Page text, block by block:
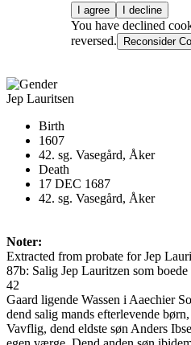
I agree I decline
You have declined
reversed.
Reconsider
Jep Lauritsen
Birth
1607
42. sg. Vasegård, Åker
Death
17 DEC 1687
42. sg. Vasegård, Åker
Noter:
Extracted from probate for Jep
87b: Salig Jep Lauritzen som
42
Gaard ligende Wassen i Aaechier
dend salig mands efterlevende
Vavflig, dend eldste søn Anders